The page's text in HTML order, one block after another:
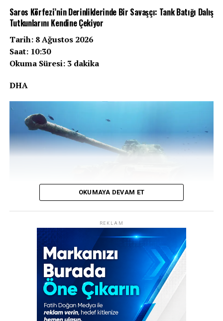
tutuklanarak cezaevine gönderildi. Olayın aydınlatılması
için güvenlik güçleri, Tiğrak’ın cesedine ulaşmak
amacıyla belirlenen bölgelerde arama çalışmalarını
sürdürüyor.
Kayıp Başvurusu ve Soruşturmanın Seyri
2025 tarihinde Batman Cumhuriyet Başsavcılığı’na
başvurarak kayıp ihbarında bulundu. Başsavcılık
tarafından başlatılan soruşturma kapsamında, olayın
aydınlatılması için geniş çaplı bir inceleme başlatıldı.
Adalet Bakanlığı bünyesinde kurulan Faili Meçhul
girmesiyle dosya yeniden ele alındı ve derinlemesine bir
analiz süreci başlatıldı.
REKLAM
Saros Körfezi’nin Derinliklerinde Bir Savaşçı: Tank Batığı Dalış
Tutkunlarını Kendine Çekiyor
Tarih: 8 Ağustos 2026
Saat: 10:30
Okuma Süresi: 3 dakika
DHA
Edirne’nin Saros Körfezi’ne kıyısı bulunan Keşan ilçesine
bağlı Gökçetepe köyü açıklarında, geçen yıl haziran
ayında suya batırılan M62 T model muharebe tankı, kısa
sürede dalış tutkunlarının vazgeçilmez rotalarından biri
haline geldi. Sadece 10 metre derinlikteki bu eşsiz batık,
Türkiye’nin en sığ noktaya batırılan tankı olma
özelliğiyle dikkat çekiyor.
OKUMAYA DEVAM ET
REKLAM